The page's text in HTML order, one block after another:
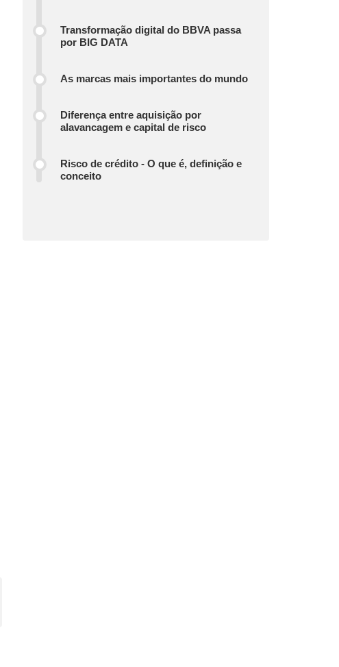
Transformação digital do BBVA passa
por BIG DATA
As marcas mais importantes do mundo
Diferença entre aquisição por
alavancagem e capital de risco
Risco de crédito - O que é, definição e
conceito